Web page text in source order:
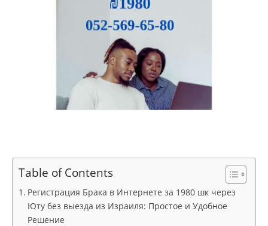
Table of Contents
Регистрация Брака в Интернете за 1980 шк через
Юту без выезда из Израиля: Простое и Удобное
Решение